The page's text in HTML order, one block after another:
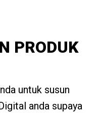
PRODUK
untuk susun
anda supaya